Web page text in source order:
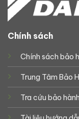
Chính sách
Chính sách bảo
Trung Tâm Bảo
Tra cứu bảo